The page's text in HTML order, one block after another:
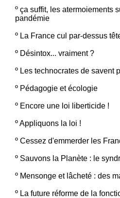
º ça suffit, les atermoiements
pandémie
º La France cul par-dessus
º Désintox... vraiment ?
º Les technocrates de savent
º Pédagogie et écologie
º Encore une loi liberticide !
ºAppliquons la loi !
º Cessez d'emmerder les
º Sauvons la Planète : le
º Mensonge et lâcheté : des
º La future réforme de la